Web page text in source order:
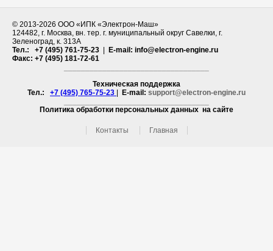
© 2013-2026 ООО «ИПК «Электрон-Маш»ㅤㅤㅤㅤㅤㅤㅤㅤㅤㅤㅤㅤㅤㅤㅤㅤㅤㅤㅤ
124482, г. Москва, вн. тер. г. муниципальный округ Савелки, г.
Зеленоград, к. 313А
Тел.: +7 (495) 761-75-23
E-mail: info@electron-engine.ru
Факс: +7 (495) 181-72-61
Техническая поддержка
Тел.: +7 (495) 765-75-23 E-mail: support@electron-engine.ru
Политика обработки персональных данных на сайте
Контакты Главная